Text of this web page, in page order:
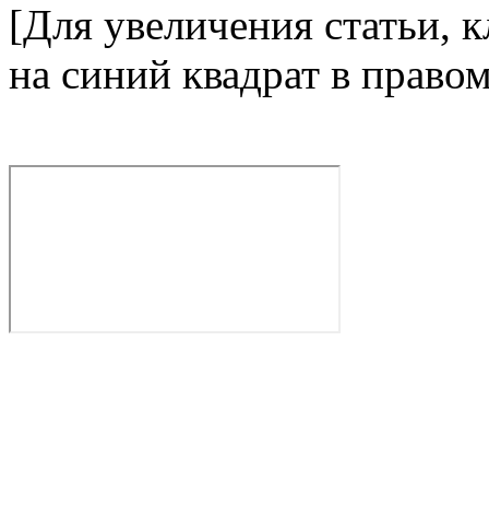
[Для увеличения статьи,
на синий квадрат в